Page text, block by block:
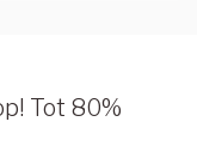
Tot 80%